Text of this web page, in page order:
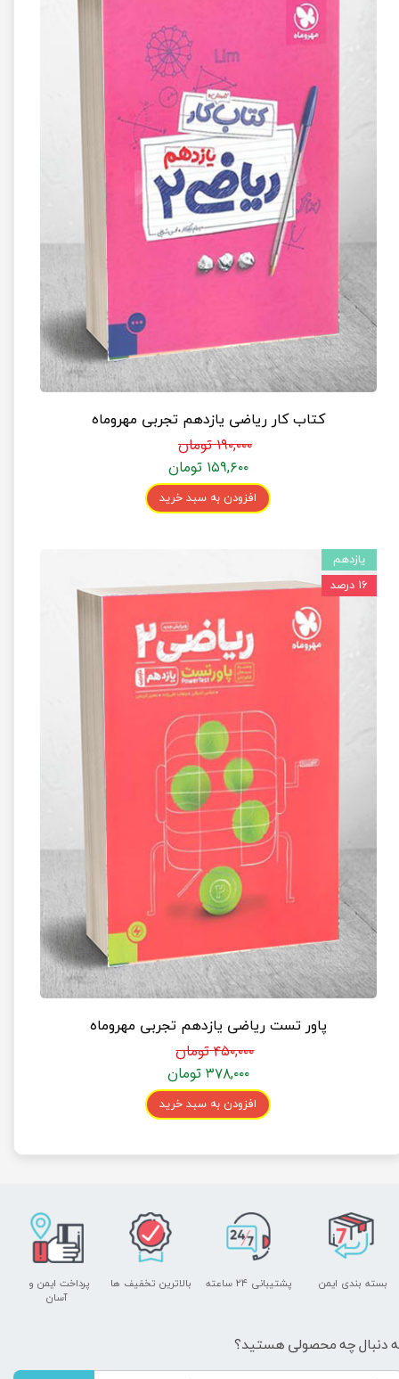
کتاب کار ریاضی یازدهم تجربی مهروماه
۱۹۰,۰۰۰ تومان
۱۵۹,۶۰۰ تومان
افزودن به سبد خرید
پاور تست ریاضی یازدهم تجربی مهروماه
۴۵۰,۰۰۰ تومان
۳۷۸,۰۰۰ تومان
افزودن به سبد خرید
یازدهم
۱۶ درصد
پشتیبانی ۲۴ ساعته
پرداخت ایمن و ​​​​​​​
آسان
بسته بندی ایمن بالاترین تخفیف ها
دنبال چه محصولی هستید؟